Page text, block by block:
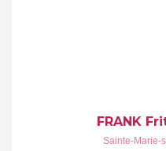
FRANK
Sainte-Marie-